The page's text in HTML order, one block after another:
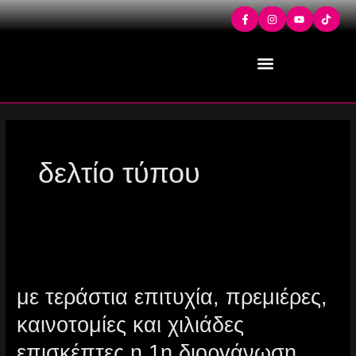
Μετάβαση
δελτίο τύπου
με τεράστια επιτυχία, πρεμιέρες,
καινοτομίες και χιλιάδες
επιτυχία,
πρεμιέρες,